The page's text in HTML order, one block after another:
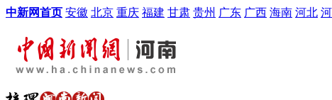
中新网首页 安徽 北京 重庆 福建 甘肃 贵州 广东 广西 海南 河北